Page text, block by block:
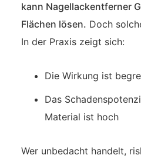
kann Nagellackentferner
Flächen lösen. Doch
In der Praxis zeigt sich:
Die Wirkung ist
Das
Material ist hoch
Wer unbedacht handelt,